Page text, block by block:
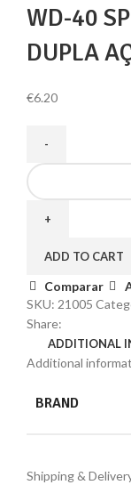
WD-40
DUPLA
€6.20
ADD TO CART
Comparar
SKU: 21005
Share:
ADDITIONAL
Additional
BRAND
Shipping &